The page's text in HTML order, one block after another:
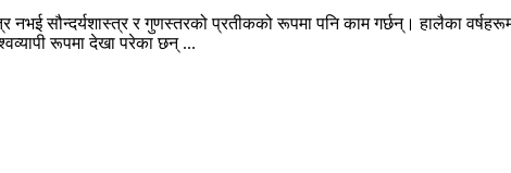
सौन्दर्यशास्त्र र गुणस्तरको प्रतीकको रूपमा पनि काम गर्छन्। हालैका
रूपमा देखा परेका छन् ...